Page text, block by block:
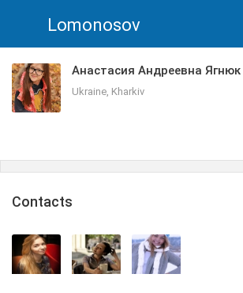
Lomonosov
Анастасия Андреевна Ягнюк
Ukraine, Kharkiv
Сontacts